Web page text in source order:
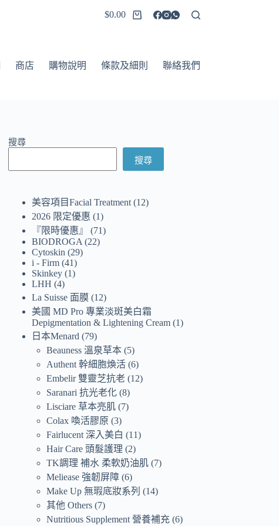
$0.00
商店 購物說明 條款及細則 聯絡我們
搜尋
搜尋
美容項目Facial Treatment 12
2026 限定優惠
1
『限時優惠』
71
BIODROGA
22
Cytoskin
29
i - Firm 41
Skinkey 1
LHH 4
La Suisse 面膜 12
美國 MD Pro 專業淡斑美白霜
Depigmentation & Lightening Cream 1
日本Menard
79
Beauness 溫泉草本 5
Authent 幹細胞煥活 6
Embelir 雙靈芝抗老 12
Saranari 抗光老化 8
Lisciare 草本亮肌 7
Colax 喚活膠原 3
Fairlucent 深入美白
11
Hair Care 頭髮護理
2
TK調理 補水 柔軟奶油肌 7
Meliease 強韌屏障 6
Make Up 無瑕底妝系列
14
其他 Others 7
Nutritious Supplement 營養補充 6